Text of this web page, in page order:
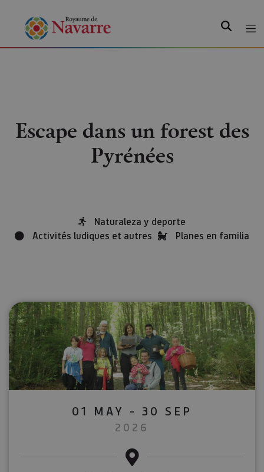
Escape dans un forest des
Pyrénées
Naturaleza y deporte
Activités ludiques et autres
Planes en familia
01 MAY - 30 SEP
2026